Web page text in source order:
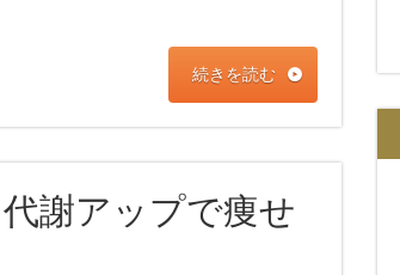
続きを読む
謝アップで痩せ